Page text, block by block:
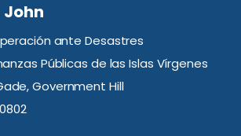
John
ante Desastres
Públicas de las Islas Vírgenes
Government Hill